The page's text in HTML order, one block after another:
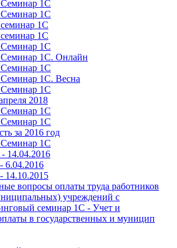
1С
1С
1С
1С
1С
1С. Онлайн
1С
1С. Весна
1С
2018
1С
1С
за 2016 год
1С
14.04.2016
6.04.2016
14.10.2015
вопросы оплаты труда работников
учреждений с
семинар 1С - Учет и
в государственных и муницип